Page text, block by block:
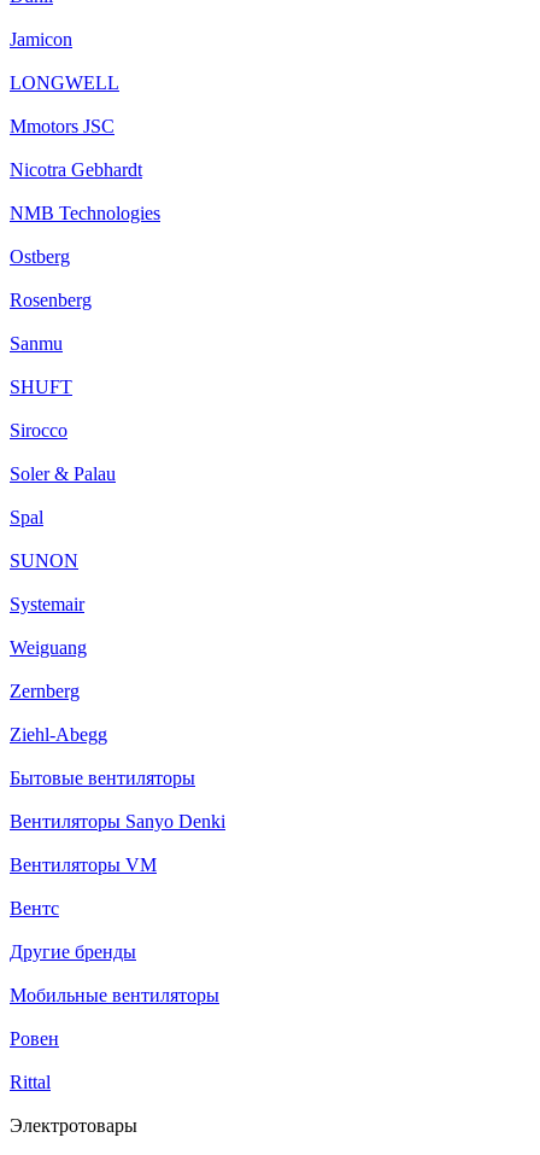
Jamicon
LONGWELL
Mmotors JSC
Nicotra Gebhardt
NMB Technologies
Ostberg
Rosenberg
Sanmu
SHUFT
Sirocco
Soler & Palau
Spal
SUNON
Systemair
Weiguang
Zernberg
Ziehl-Abegg
Бытовые вентиляторы
Вентиляторы Sanyo Denki
Вентиляторы VM
Вентс
Другие бренды
Мобильные вентиляторы
Ровен
Rittal
Электротовары